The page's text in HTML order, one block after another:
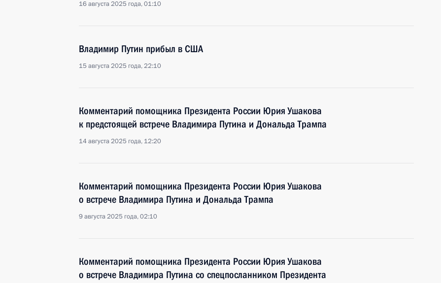
16 августа 2025 года, 01:10
Владимир Путин прибыл в США
15 августа 2025 года, 22:10
Комментарий помощника Президента России Юрия Ушакова
к предстоящей встрече Владимира Путина и Дональда Трампа
14 августа 2025 года, 12:20
Комментарий помощника Президента России Юрия Ушакова
о встрече Владимира Путина и Дональда Трампа
9 августа 2025 года, 02:10
Комментарий помощника Президента России Юрия Ушакова
о встрече Владимира Путина со спецпосланником Президента